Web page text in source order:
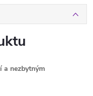
a nezbytným